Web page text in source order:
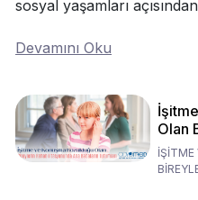
sosyal yaşamları
Devamını Oku
Olan
İŞİTME